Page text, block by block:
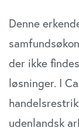
Denne
der ikke
løsninger. I
udenlandsk